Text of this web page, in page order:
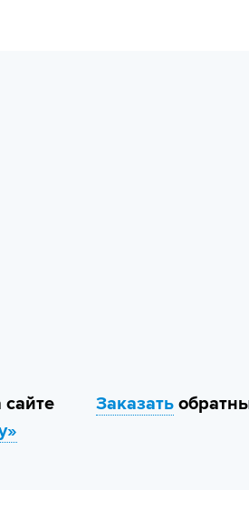
Заказать